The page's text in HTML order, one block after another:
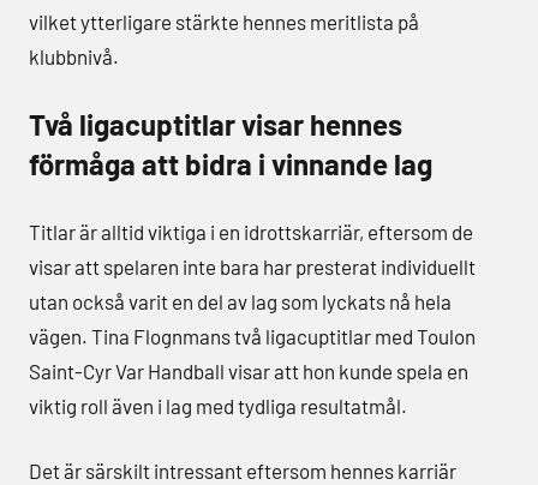
vilket ytterligare stärkte hennes meritlista på
klubbnivå.
Två ligacuptitlar visar hennes
förmåga att bidra i vinnande lag
Titlar är alltid viktiga i en idrottskarriär, eftersom de
visar att spelaren inte bara har presterat individuellt
utan också varit en del av lag som lyckats nå hela
vägen. Tina Flognmans två ligacuptitlar med Toulon
Saint-Cyr Var Handball visar att hon kunde spela en
viktig roll även i lag med tydliga resultatmål.
Det är särskilt intressant eftersom hennes karriär